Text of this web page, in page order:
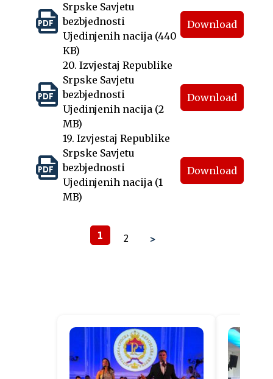
Srpske Savjetu
bezbjednosti
Ujedinjenih nacija (440
KB)
Download
20. Izvjestaj Republike
Srpske Savjetu
bezbjednosti
Ujedinjenih nacija (2
MB)
Download
19. Izvjestaj Republike
Srpske Savjetu
bezbjednosti
Ujedinjenih nacija (1
MB)
Download
1 2 >